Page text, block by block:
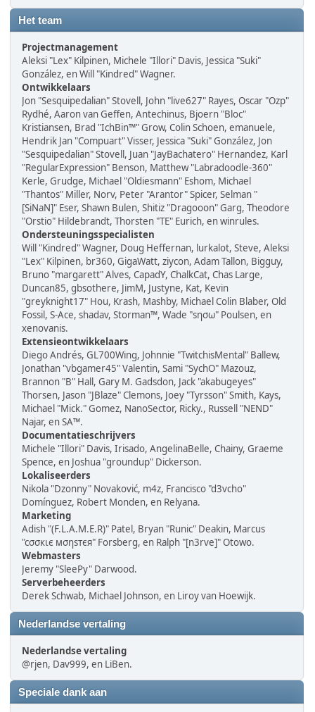
Het team
Projectmanagement
Aleksi "Lex" Kilpinen, Michele "Illori" Davis, Jessica "Suki"
González, en Will "Kindred" Wagner.
Ontwikkelaars
Jon "Sesquipedalian" Stovell, John "live627" Rayes, Oscar "Ozp"
Rydhé, Aaron van Geffen, Antechinus, Bjoern "Bloc"
Kristiansen, Brad "IchBin™" Grow, Colin Schoen, emanuele,
Hendrik Jan "Compuart" Visser, Jessica "Suki" González, Jon
"Sesquipedalian" Stovell, Juan "JayBachatero" Hernandez, Karl
"RegularExpression" Benson, Matthew "Labradoodle-360"
Kerle, Grudge, Michael "Oldiesmann" Eshom, Michael
"Thantos" Miller, Norv, Peter "Arantor" Spicer, Selman "
[SiNaN]" Eser, Shawn Bulen, Shitiz "Dragooon" Garg, Theodore
"Orstio" Hildebrandt, Thorsten "TE" Eurich, en winrules.
Ondersteuningsspecialisten
Will "Kindred" Wagner, Doug Heffernan, lurkalot, Steve, Aleksi
"Lex" Kilpinen, br360, GigaWatt, ziycon, Adam Tallon, Bigguy,
Bruno "margarett" Alves, CapadY, ChalkCat, Chas Large,
Duncan85, gbsothere, JimM, Justyne, Kat, Kevin
"greyknight17" Hou, Krash, Mashby, Michael Colin Blaber, Old
Fossil, S-Ace, shadav, Storman™, Wade "sησω" Poulsen, en
xenovanis.
Extensieontwikkelaars
Diego Andrés, GL700Wing, Johnnie "TwitchisMental" Ballew,
Jonathan "vbgamer45" Valentin, Sami "SychO" Mazouz,
Brannon "B" Hall, Gary M. Gadsdon, Jack "akabugeyes"
Thorsen, Jason "JBlaze" Clemons, Joey "Tyrsson" Smith, Kays,
Michael "Mick." Gomez, NanoSector, Ricky., Russell "NEND"
Najar, en SA™.
Documentatieschrijvers
Michele "Illori" Davis, Irisado, AngelinaBelle, Chainy, Graeme
Spence, en Joshua "groundup" Dickerson.
Lokaliseerders
Nikola "Dzonny" Novaković, m4z, Francisco "d3vcho"
Domínguez, Robert Monden, en Relyana.
Marketing
Adish "(F.L.A.M.E.R)" Patel, Bryan "Runic" Deakin, Marcus
"cσσкιє мσηѕтєя" Forsberg, en Ralph "[n3rve]" Otowo.
Webmasters
Jeremy "SleePy" Darwood.
Serverbeheerders
Derek Schwab, Michael Johnson, en Liroy van Hoewijk.
Nederlandse vertaling
Nederlandse vertaling
@rjen, Dav999, en LiBen.
Speciale dank aan